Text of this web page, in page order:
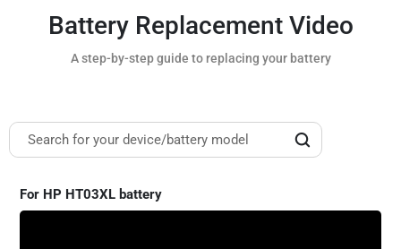
Battery Replacement Video
A step-by-step guide to replacing your battery
For HP HT03XL battery